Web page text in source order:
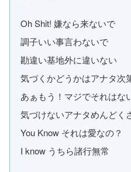
Oh Shit! 嫌なら来ないで
調子いい事言わないで
勘違い基地外に違いない
気づくかどうかはアナタ次
あぁもう！マジでそれはな
気づけないアナタめんどく
You Know それは愛なの？
I know うちら諸行無常